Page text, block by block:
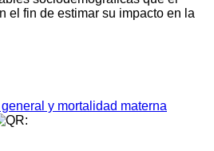
el fin de estimar su impacto en la
y mortalidad materna